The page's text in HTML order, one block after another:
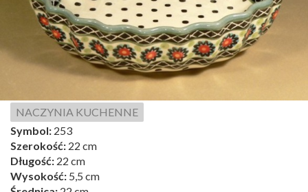
NACZYNIA KUCHENNE
Symbol: 253
Szerokość: 22 cm
Długość: 22 cm
Wysokość: 5,5 cm